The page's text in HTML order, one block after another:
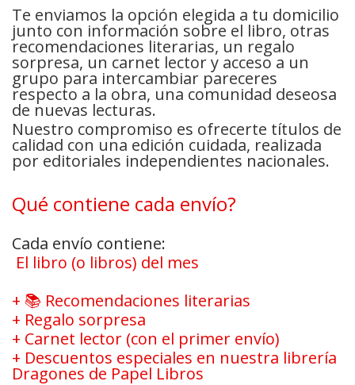
Te enviamos la opción elegida a tu domicilio
junto con información sobre el libro, otras
recomendaciones literarias, un regalo
sorpresa, un carnet lector y acceso a un
grupo para intercambiar pareceres
respecto a la obra, una comunidad deseosa
de nuevas lecturas.
Nuestro compromiso es ofrecerte títulos de
calidad con una edición cuidada, realizada
por editoriales independientes nacionales.
Qué contiene cada envío?
Cada envío contiene:
El libro (o libros) del mes
+ 📚 Recomendaciones literarias
+ Regalo sorpresa
+ Carnet lector (con el primer envío)
+ Descuentos especiales en nuestra librería
Dragones de Papel Libros